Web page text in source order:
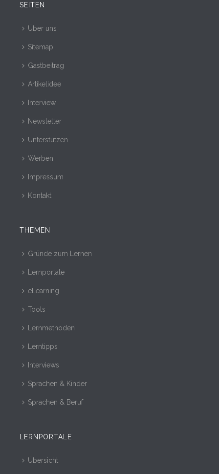
SEITEN
Über uns
Sitemap
Gastbeitrag
Artikelidee
Interview
Newsletter
Unterstützen
Werben
Impressum
Kontakt
THEMEN
Gründe zum Lernen
Lernportale
eLearning
Tools
Lernmethoden
Lerntipps
Interviews
Sprachen & Kinder
Sprachen & Beruf
LERNPORTALE
Übersicht